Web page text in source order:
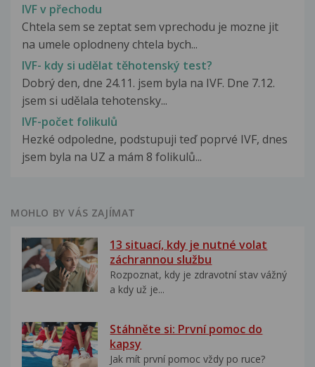
IVF v přechodu
Chtela sem se zeptat sem vprechodu je mozne jit
na umele oplodneny chtela bych...
IVF- kdy si udělat těhotenský test?
Dobrý den, dne 24.11. jsem byla na IVF. Dne 7.12.
jsem si udělala tehotensky...
IVF-počet folikulů
Hezké odpoledne, podstupuji teď poprvé IVF, dnes
jsem byla na UZ a mám 8 folikulů...
MOHLO BY VÁS ZAJÍMAT
13 situací, kdy je nutné volat
záchrannou službu
Rozpoznat, kdy je zdravotní stav vážný
a kdy už je...
Stáhněte si: První pomoc do
kapsy
Jak mít první pomoc vždy po ruce?